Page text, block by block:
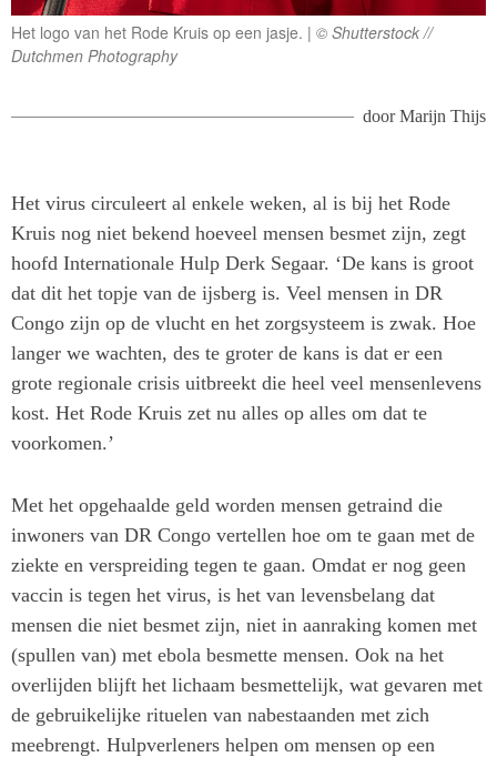
Het logo van het Rode Kruis op een jasje.
© Shutterstock //
Dutchmen Photography
doorMarijn Thijs
Het virus circuleert al enkele weken, al is bij het Rode
Kruis nog niet bekend hoeveel mensen besmet zijn, zegt
hoofd Internationale Hulp Derk Segaar. ‘De kans is groot
dat dit het topje van de ijsberg is. Veel mensen in DR
Congo zijn op de vlucht en het zorgsysteem is zwak. Hoe
langer we wachten, des te groter de kans is dat er een
grote regionale crisis uitbreekt die heel veel mensenlevens
kost. Het Rode Kruis zet nu alles op alles om dat te
voorkomen.’
Met het opgehaalde geld worden mensen getraind die
inwoners van DR Congo vertellen hoe om te gaan met de
ziekte en verspreiding tegen te gaan. Omdat er nog geen
vaccin is tegen het virus, is het van levensbelang dat
mensen die niet besmet zijn, niet in aanraking komen met
(spullen van) met ebola besmette mensen. Ook na het
overlijden blijft het lichaam besmettelijk, wat gevaren met
de gebruikelijke rituelen van nabestaanden met zich
meebrengt. Hulpverleners helpen om mensen op een